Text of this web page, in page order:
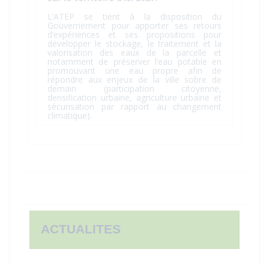
L’ATEP se tient à la disposition du
Gouvernement pour apporter ses retours
d’expériences et ses propositions pour
développer le stockage, le traitement et la
valorisation des eaux de la parcelle et
notamment de préserver l’eau potable en
promouvant une eau propre afin de
répondre aux enjeux de la ville sobre de
demain (participation citoyenne,
densification urbaine, agriculture urbaine et
sécurisation par rapport au changement
climatique).
ACTUALITES